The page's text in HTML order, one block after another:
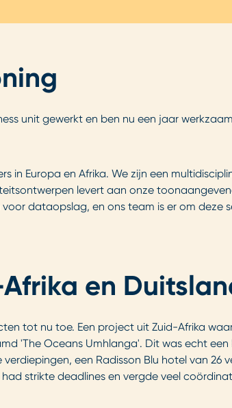
unit gewerkt en ben nu een jaar
in Europa en Afrika. We zijn een
levert aan onze
dataopslag, en ons team is er om deze
en
tot nu toe. Een project uit Zuid-Afrika
'The Oceans Umhlanga'. Dit was echt
een Radisson Blu hotel van 26
strikte deadlines en vergde veel